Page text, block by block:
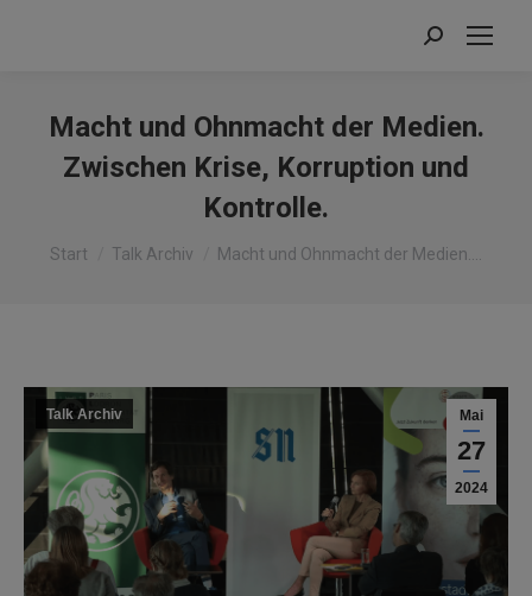
Search:
Macht und Ohnmacht der Medien.
Zwischen Krise, Korruption und
Kontrolle.
Sie befinden sich hier:
Start Talk Archiv Macht und Ohnmacht der Medien.…
Mai
27
2024
Talk Archiv